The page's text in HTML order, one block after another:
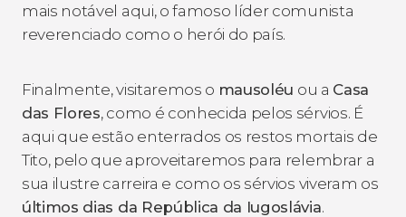
mais notável aqui, o famoso líder comunista
reverenciado como o herói do país.
Finalmente, visitaremos o mausoléu ou a Casa
das Flores, como é conhecida pelos sérvios. É
aqui que estão enterrados os restos mortais de
Tito, pelo que aproveitaremos para relembrar a
sua ilustre carreira e como os sérvios viveram os
últimos dias da República da Iugoslávia.